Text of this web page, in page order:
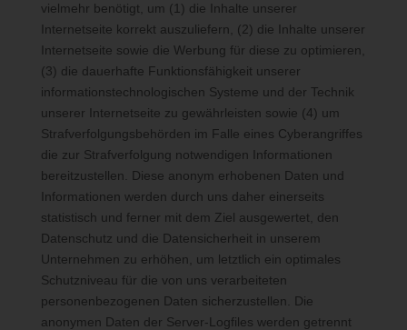
vielmehr benötigt, um (1) die Inhalte unserer
Internetseite korrekt auszuliefern, (2) die Inhalte unserer
Internetseite sowie die Werbung für diese zu optimieren,
(3) die dauerhafte Funktionsfähigkeit unserer
informationstechnologischen Systeme und der Technik
unserer Internetseite zu gewährleisten sowie (4) um
Strafverfolgungsbehörden im Falle eines Cyberangriffes
die zur Strafverfolgung notwendigen Informationen
bereitzustellen. Diese anonym erhobenen Daten und
Informationen werden durch uns daher einerseits
statistisch und ferner mit dem Ziel ausgewertet, den
Datenschutz und die Datensicherheit in unserem
Unternehmen zu erhöhen, um letztlich ein optimales
Schutzniveau für die von uns verarbeiteten
personenbezogenen Daten sicherzustellen. Die
anonymen Daten der Server-Logfiles werden getrennt
ermöglichen, begangene Straftaten aufzuklären. Insofern ist die
Speicherung dieser Daten zur Absicherung des für die
Verarbeitung Verantwortlichen erforderlich. Eine Weitergabe
dieser Daten an Dritte erfolgt grundsätzlich nicht, sofern keine
gesetzliche Pflicht zur Weitergabe besteht oder die Weitergabe
der Strafverfolgung dient.
Die Registrierung der betroffenen Person unter freiwilliger
Angabe personenbezogener Daten dient dem für die
Verarbeitung Verantwortlichen dazu, der betroffenen Person
Inhalte oder Leistungen anzubieten, die aufgrund der Natur der
Sache nur registrierten Benutzern angeboten werden können.
Registrierten Personen steht die Möglichkeit frei, die bei der
Registrierung angegebenen personenbezogenen Daten
jederzeit abzuändern oder vollständig aus dem Datenbestand
des für die Verarbeitung Verantwortlichen löschen zu lassen.